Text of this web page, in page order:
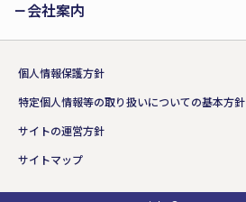
会社案内
個人情報保護方針
特定個人情報等の取り扱いについての基本方針
サイトの運営方針
サイトマップ